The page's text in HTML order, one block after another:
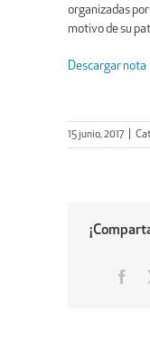
organizadas
motivo de su
Descargar nota
15 junio, 2017